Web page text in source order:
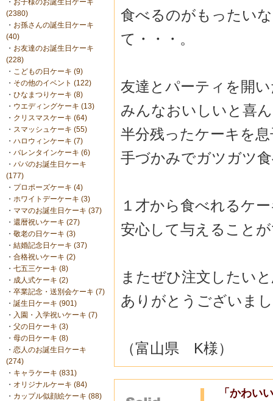
・ お子様のお誕生日ケーキ
(2380)
・ お孫さんの誕生日ケーキ
(40)
・ お友達のお誕生日ケーキ
(228)
・ こどもの日ケーキ (9)
・ その他のイベント (122)
・ ひなまつりケーキ (8)
・ ウエディングケーキ (13)
・ クリスマスケーキ (64)
・ スマッシュケーキ (55)
・ ハロウィンケーキ (7)
・ バレンタインケーキ (6)
・ パパのお誕生日ケーキ
(177)
・ プロポーズケーキ (4)
・ ホワイトデーケーキ (3)
・ ママのお誕生日ケーキ (37)
・ 還暦祝いケーキ (27)
・ 敬老の日ケーキ (3)
・ 結婚記念日ケーキ (37)
・ 合格祝いケーキ (2)
・ 七五三ケーキ (8)
・ 成人式ケーキ (2)
・ 卒業記念・送別会ケーキ (7)
・ 誕生日ケーキ (901)
・ 入園・入学祝いケーキ (7)
・ 父の日ケーキ (3)
・ 母の日ケーキ (8)
・ 恋人のお誕生日ケーキ
(274)
・ キャラケーキ (831)
・ オリジナルケーキ (84)
・ カップル似顔絵ケーキ (88)
食べるのがもったい
て・・・。
友達とパーティを開
みんなおいしいと喜
半分残ったケーキを
手づかみでガツガツ
１才から食べれるケ
安心して与えること
またぜひ注文したい
ありがとうございま
（富山県 K様）
「かわい